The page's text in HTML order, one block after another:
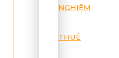
NGHIỆM
THUÊ